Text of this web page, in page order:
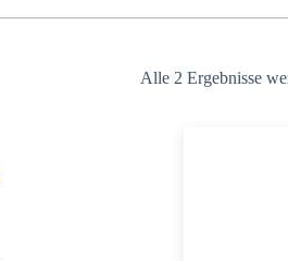
Alle 2 Ergebnisse